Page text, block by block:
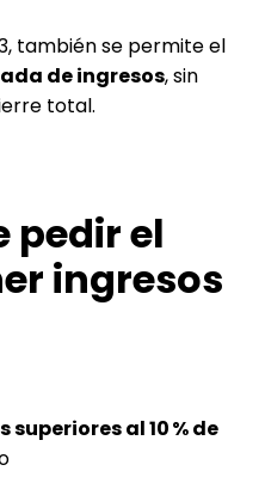
también se permite el
de ingresos, sin
total.
pedir el
ingresos
superiores al 10 % de